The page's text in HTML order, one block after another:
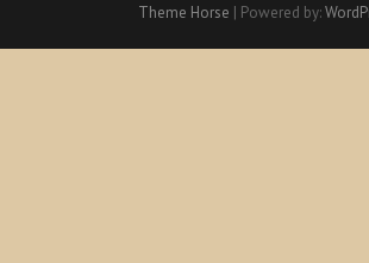
Theme Horse | Powered by: